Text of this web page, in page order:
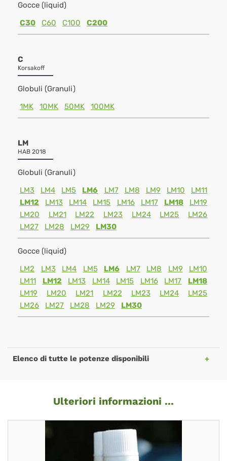
Gocce (liquid)
C30
C60 C100 C200
C
Korsakoff
Globuli (Granuli)
1MK
10MK 50MK 100MK
LM
HAB 2018
Globuli (Granuli)
LM3
LM4 LM5 LM6 LM7 LM8 LM9 LM10
LM11
LM12
LM13 LM14 LM15 LM16 LM17 LM18
LM19
LM20
LM21 LM22 LM23 LM24 LM25
LM26
LM27
LM28 LM29 LM30
Gocce (liquid)
LM2
LM3 LM4 LM5 LM6 LM7 LM8 LM9
LM10
LM11
LM12 LM13 LM14 LM15 LM16 LM17
LM18
LM19
LM20 LM21 LM22 LM23 LM24
LM25
LM26
LM27 LM28 LM29 LM30
Elenco di tutte le potenze disponibili
Ulteriori informazioni ...